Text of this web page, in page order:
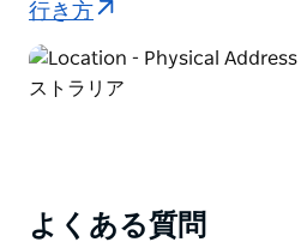
行き方
よくある質問